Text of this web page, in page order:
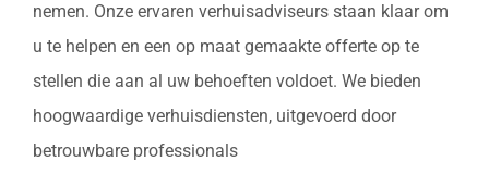
nemen. Onze ervaren verhuisadviseurs staan klaar om
u te helpen en een op maat gemaakte offerte op te
stellen die aan al uw behoeften voldoet. We bieden
hoogwaardige verhuisdiensten, uitgevoerd door
betrouwbare professionals